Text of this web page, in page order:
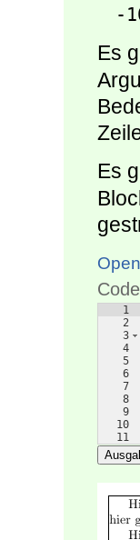
-
Es
Es
1
2
3
4
5
6
7
8
9
10
11